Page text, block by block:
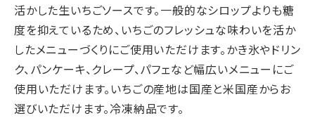
活かした生いちごソースです。一般的なシロップよりも糖
度を抑えているため、いちごのフレッシュな味わいを活か
したメニューづくりにご使用いただけます。かき氷やドリン
ク、パンケーキ、クレープ、パフェなど幅広いメニューにご
使用いただけます。いちごの産地は国産と米国産からお
選びいただけます。冷凍納品です。